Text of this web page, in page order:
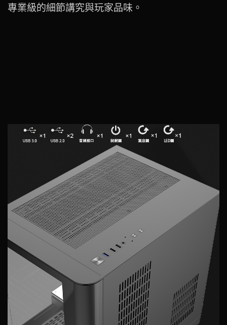
專業級的細節講究與玩家品味。